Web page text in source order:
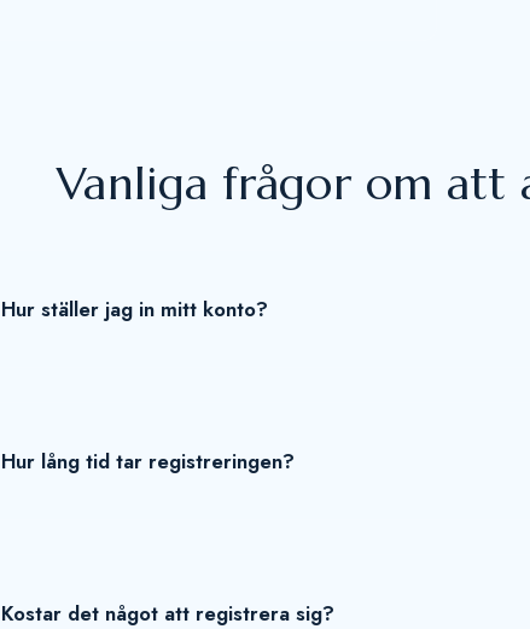
Vanliga frågor om att
Hur ställer jag in mitt konto?
Hur lång tid tar registreringen?
Kostar det något att registrera sig?